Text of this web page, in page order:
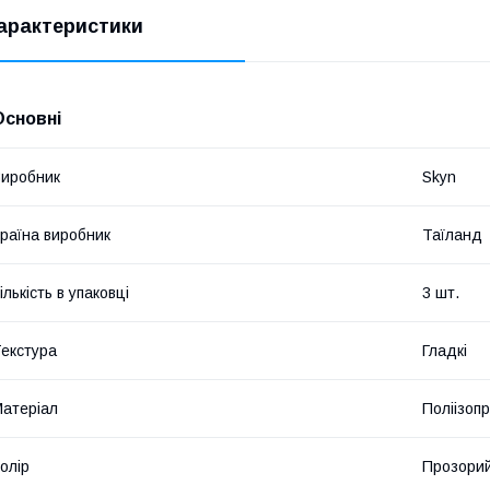
Skyn
виробник Таїланд
в упаковці 3 шт.
Гладкі